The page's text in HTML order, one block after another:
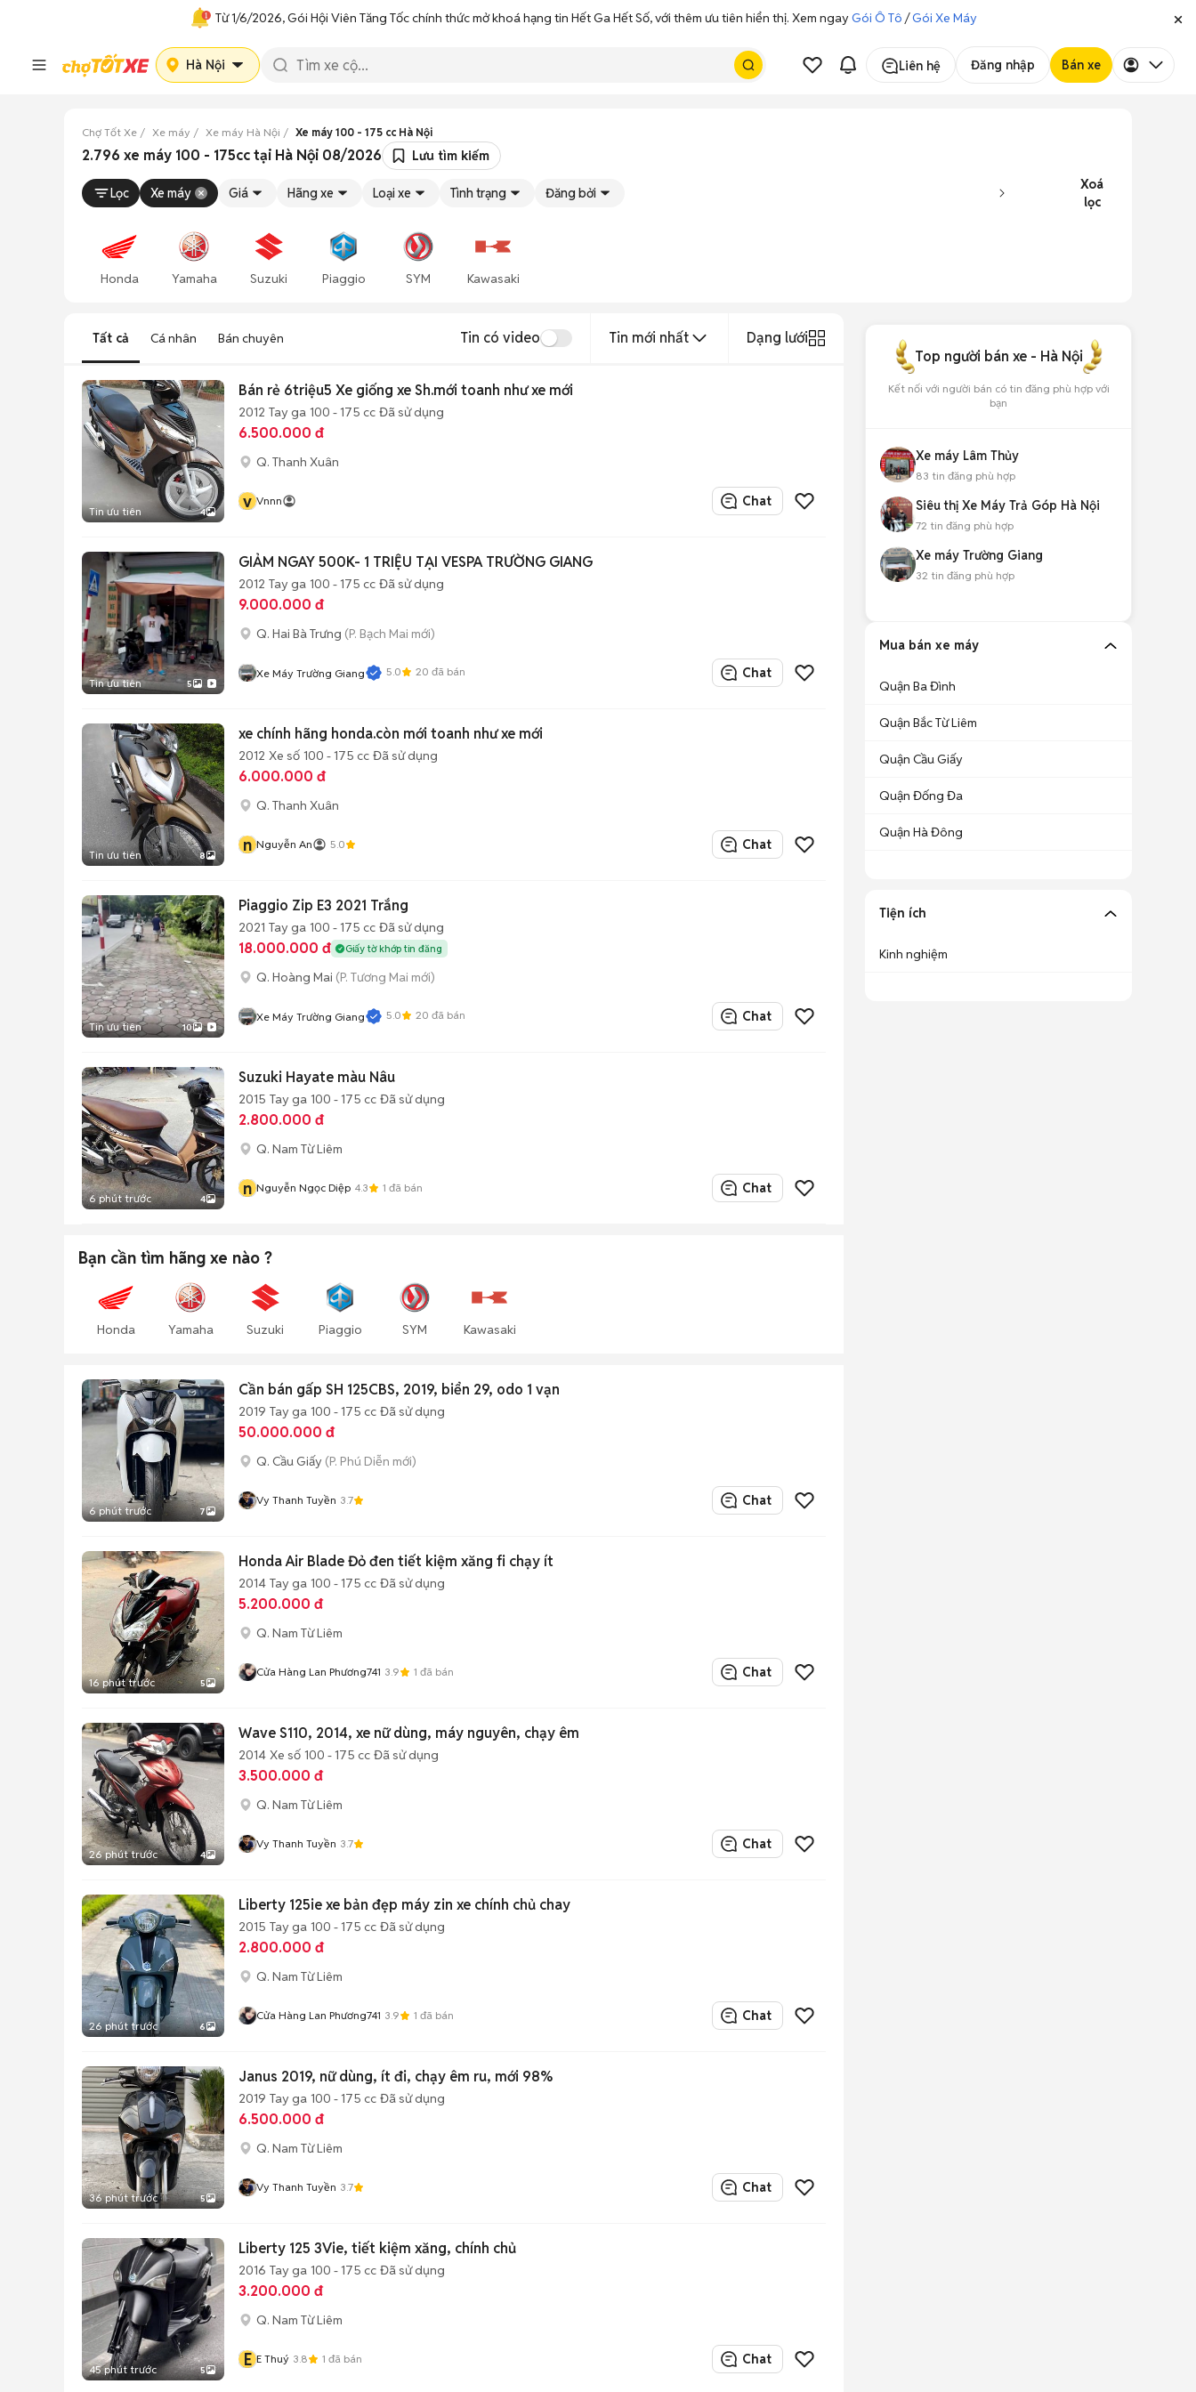
Từ 1/6/2026, Gói Hội Viên Tăng Tốc chính thức mở khoá hạng tin Hết Ga Hết Số, với thêm ưu tiên hiển thị. Xem ngayGói Ô Tô /Gói Xe Máy
Hà Nội Liên hệ Đăng nhập Bán xe
Chợ Tốt Xe Xe máy Xe máy Hà Nội Xe máy 100 - 175 cc Hà Nội
2.796 xe máy 100 - 175cc tại Hà Nội 08/2026 Lưu tìm kiếm
Lọc Xe máy Giá Hãng xe Loại xe Tình trạng Đăng bởi
Xoá
lọc
Honda Yamaha Suzuki Piaggio SYM Kawasaki
Tất cả Cá nhân Bán chuyên Tin có video Tin mới nhất Dạng lưới
Tin ưu tiên 4
Bán rẻ 6triệu5 Xe giống xe Sh.mới toanh như xe mới
2012 Tay ga 100 - 175 cc Đã sử dụng
6.500.000 đ
Q. Thanh Xuân
v Vnnn Chat
Tin ưu tiên 5
GIẢM NGAY 500K- 1 TRIỆU TẠI VESPA TRƯỜNG GIANG
2012 Tay ga 100 - 175 cc Đã sử dụng
9.000.000 đ
Q. Hai Bà Trưng (P. Bạch Mai mới)
Xe Máy Trường Giang 5.0 20 đã bán Chat
Tin ưu tiên 8
xe chính hãng honda.còn mới toanh như xe mới
2012 Xe số 100 - 175 cc Đã sử dụng
6.000.000 đ
Q. Thanh Xuân
n Nguyễn An 5.0 Chat
Tin ưu tiên 10
Piaggio Zip E3 2021 Trắng
2021 Tay ga 100 - 175 cc Đã sử dụng
18.000.000 đ Giấy tờ khớp tin đăng
Q. Hoàng Mai (P. Tương Mai mới)
Xe Máy Trường Giang 5.0 20 đã bán Chat
6 phút trước 4
Suzuki Hayate màu Nâu
2015 Tay ga 100 - 175 cc Đã sử dụng
2.800.000 đ
Q. Nam Từ Liêm
n Nguyễn Ngọc Diệp 4.3 1 đã bán Chat
Bạn cần tìm hãng xe nào ?
Honda Yamaha Suzuki Piaggio SYM Kawasaki
6 phút trước 7
Cần bán gấp SH 125CBS, 2019, biển 29, odo 1 vạn
2019 Tay ga 100 - 175 cc Đã sử dụng
50.000.000 đ
Q. Cầu Giấy (P. Phú Diễn mới)
Vy Thanh Tuyền 3.7 Chat
16 phút trước 5
Honda Air Blade Đỏ đen tiết kiệm xăng fi chạy ít
2014 Tay ga 100 - 175 cc Đã sử dụng
5.200.000 đ
Q. Nam Từ Liêm
Cửa Hàng Lan Phương741 3.9 1 đã bán Chat
26 phút trước 4
Wave S110, 2014, xe nữ dùng, máy nguyên, chạy êm
2014 Xe số 100 - 175 cc Đã sử dụng
3.500.000 đ
Q. Nam Từ Liêm
Vy Thanh Tuyền 3.7 Chat
26 phút trước 6
Liberty 125ie xe bản đẹp máy zin xe chính chủ chay
2015 Tay ga 100 - 175 cc Đã sử dụng
2.800.000 đ
Q. Nam Từ Liêm
Cửa Hàng Lan Phương741 3.9 1 đã bán Chat
36 phút trước 5
Janus 2019, nữ dùng, ít đi, chạy êm ru, mới 98%
2019 Tay ga 100 - 175 cc Đã sử dụng
6.500.000 đ
Q. Nam Từ Liêm
Vy Thanh Tuyền 3.7 Chat
45 phút trước 5
Liberty 125 3Vie, tiết kiệm xăng, chính chủ
2016 Tay ga 100 - 175 cc Đã sử dụng
3.200.000 đ
Q. Nam Từ Liêm
E E Thuý 3.8 1 đã bán Chat
Top người bán xe - Hà Nội
Kết nối với người bán có tin đăng phù hợp với
bạn
Xe máy Lâm Thủy
83 tin đăng phù hợp
Siêu thị Xe Máy Trả Góp Hà Nội
72 tin đăng phù hợp
Xe máy Trường Giang
32 tin đăng phù hợp
Mua bán xe máy
Quận Ba Đình
Quận Bắc Từ Liêm
Quận Cầu Giấy
Quận Đống Đa
Quận Hà Đông
Tiện ích
Kinh nghiệm